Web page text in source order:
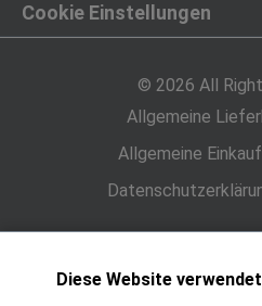
Cookie Einstellungen
© 2026 All
Allgemeine
Allgemeine
Diese Website